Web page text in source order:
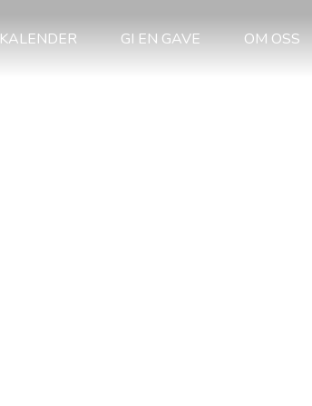
KALENDER GI EN GAVE OM OSS